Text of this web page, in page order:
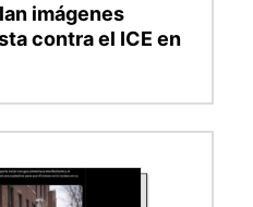
imágenes
contra el ICE en